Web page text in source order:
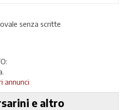
annunci
e altro